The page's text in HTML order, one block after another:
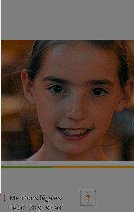
Mentions légales
Tél. 01 78 91 93 93